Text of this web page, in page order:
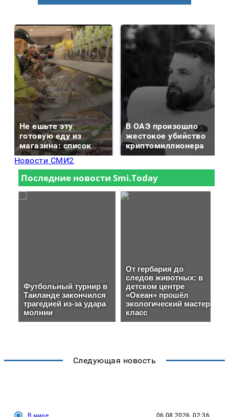
Не ешьте эту
готовую еду из
магазина: список
В ОАЭ произошло
жестокое убийство
криптомиллионера
Новости СМИ2
Следующая новость
В мире 06.08.2026, 02:36